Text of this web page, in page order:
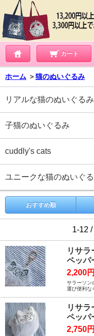
カート
ホーム ＞猫のぬいぐるみ
リアルな猫のぬいぐるみ
子猫のぬいぐるみ
cuddly's cats
ユニークな猫のぬいぐ
おすすめ順
1-12
リサ
ペッパ
2,200
サラーソン
運び便利な
リサ
ペッパ
2,750